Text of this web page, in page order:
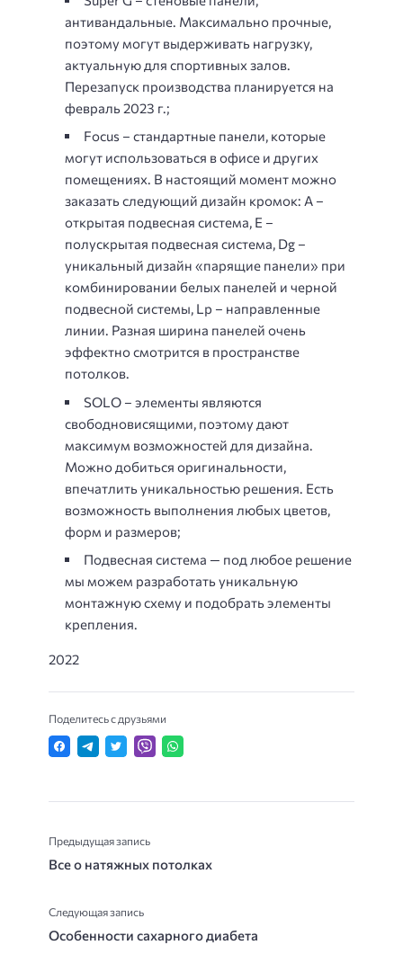
антивандальные. Максимально прочные,
поэтому могут выдерживать нагрузку,
актуальную для спортивных залов.
Перезапуск производства планируется на
февраль 2023 г.;
Focus – стандартные панели, которые
могут использоваться в офисе и других
помещениях. В настоящий момент можно
заказать следующий дизайн кромок: А –
открытая подвесная система, Е –
полускрытая подвесная система, Dg –
уникальный дизайн «парящие панели» при
комбинировании белых панелей и черной
подвесной системы, Lp – направленные
линии. Разная ширина панелей очень
эффектно смотрится в пространстве
потолков.
SOLO – элементы являются
свободновисящими, поэтому дают
максимум возможностей для дизайна.
Можно добиться оригинальности,
впечатлить уникальностью решения. Есть
возможность выполнения любых цветов,
форм и размеров;
Подвесная система — под любое решение
мы можем разработать уникальную
монтажную схему и подобрать элементы
крепления.
2022
Поделитесь с друзьями
Предыдущая запись
Все о натяжных потолках
Следующая запись
Особенности сахарного диабета